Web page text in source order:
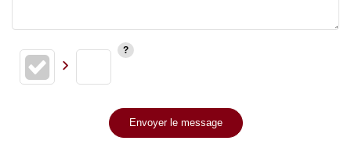
Envoyer le message